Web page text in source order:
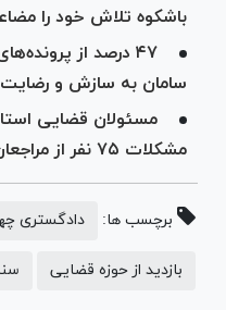
باشکوه تلاش خود را
۴۷ درصد از
سامان به سازش و
مسئولان قضایی
مشکلات ۷۵ نفر از مراجعان رسیدگی کردند
برچسب ها: دادگستری
بازدید از حوزه قضایی